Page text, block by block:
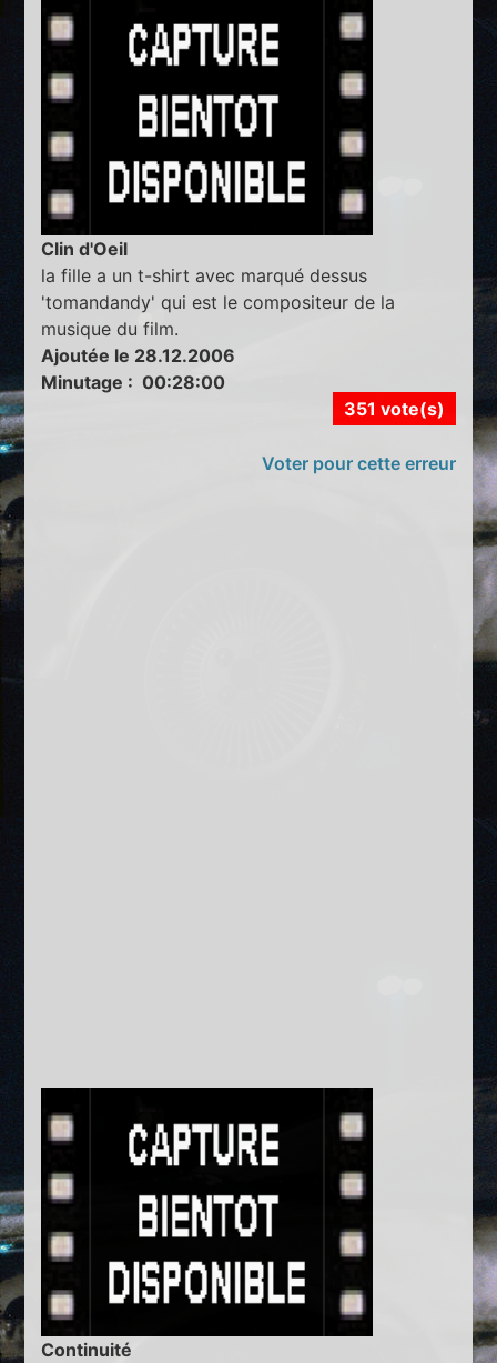
Clin d'Oeil
la fille a un t-shirt avec marqué dessus
'tomandandy' qui est le compositeur de la
musique du film.
Ajoutée le 28.12.2006
Minutage : 00:28:00
351 vote(s)
Voter pour cette erreur
Continuité